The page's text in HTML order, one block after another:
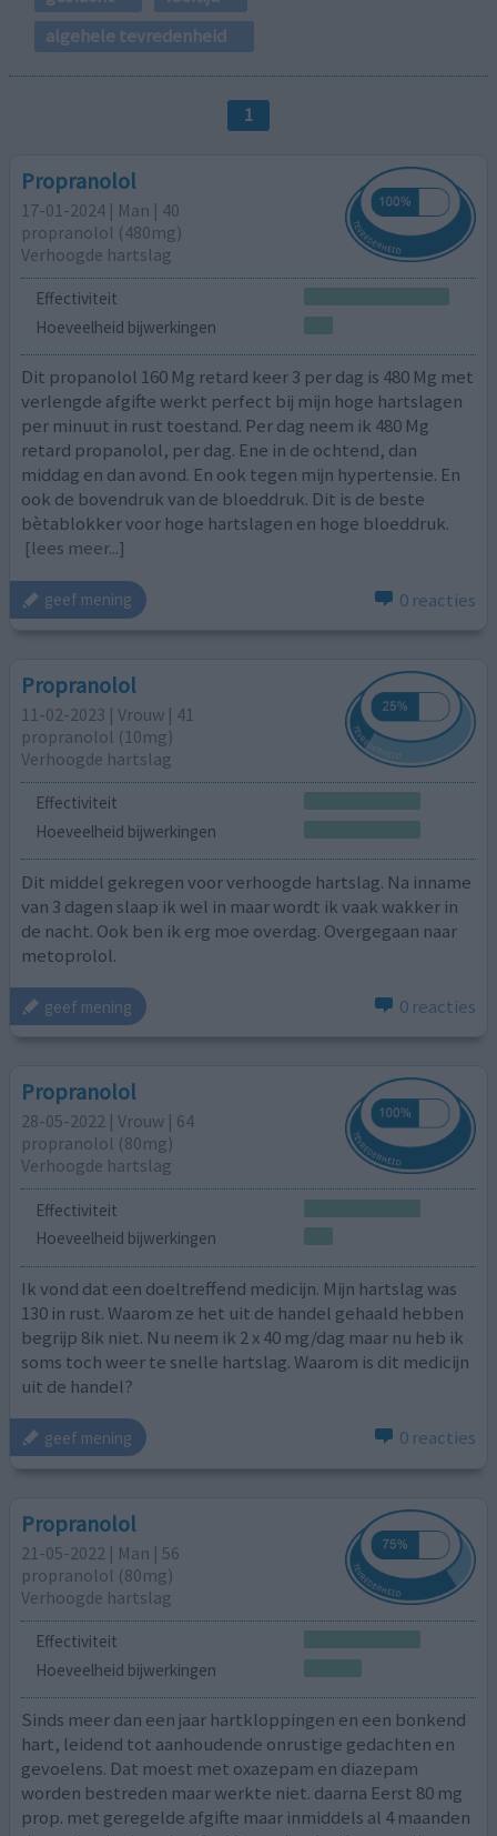
algehele tevredenheid
1
Propranolol
17-01-2024 | Man | 40
propranolol (480mg)
Verhoogde hartslag
Effectiviteit
Hoeveelheid bijwerkingen
Dit propanolol 160 Mg retard keer 3 per dag is 480 Mg met
verlengde afgifte werkt perfect bij mijn hoge hartslagen
per minuut in rust toestand. Per dag neem ik 480 Mg
retard propanolol, per dag. Ene in de ochtend, dan
middag en dan avond. En ook tegen mijn hypertensie. En
ook de bovendruk van de bloeddruk. Dit is de beste
bètablokker voor hoge hartslagen en hoge bloeddruk.
[lees meer...]
geef mening 0 reacties
Propranolol
11-02-2023 | Vrouw | 41
propranolol (10mg)
Verhoogde hartslag
Effectiviteit
Hoeveelheid bijwerkingen
Dit middel gekregen voor verhoogde hartslag. Na inname
van 3 dagen slaap ik wel in maar wordt ik vaak wakker in
de nacht. Ook ben ik erg moe overdag. Overgegaan naar
metoprolol.
geef mening 0 reacties
Propranolol
28-05-2022 | Vrouw | 64
propranolol (80mg)
Verhoogde hartslag
Effectiviteit
Hoeveelheid bijwerkingen
Ik vond dat een doeltreffend medicijn. Mijn hartslag was
130 in rust. Waarom ze het uit de handel gehaald hebben
begrijp 8ik niet. Nu neem ik 2 x 40 mg/dag maar nu heb ik
soms toch weer te snelle hartslag. Waarom is dit medicijn
uit de handel?
geef mening 0 reacties
Propranolol
21-05-2022 | Man | 56
propranolol (80mg)
Verhoogde hartslag
Effectiviteit
Hoeveelheid bijwerkingen
Sinds meer dan een jaar hartkloppingen en een bonkend
hart, leidend tot aanhoudende onrustige gedachten en
gevoelens. Dat moest met oxazepam en diazepam
worden bestreden maar werkte niet. daarna Eerst 80 mg
prop. met geregelde afgifte maar inmiddels al 4 maanden